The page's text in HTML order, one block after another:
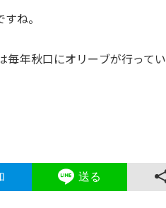
ね。
毎年秋口にオリーブが行って
送る